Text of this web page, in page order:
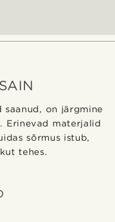
on järgmine
Erinevad materjalid
sõrmus istub,
tehes.